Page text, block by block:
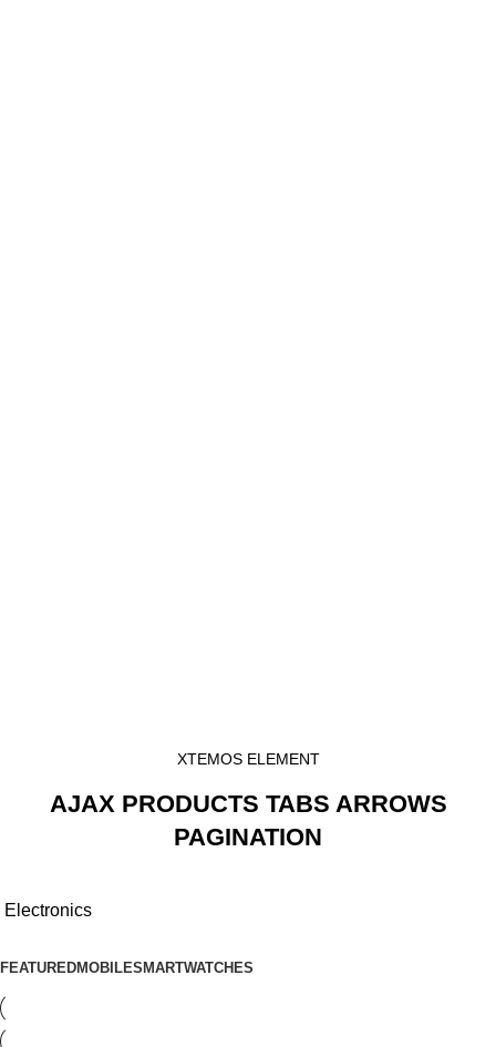
XTEMOS ELEMENT
AJAX PRODUCTS TABS ARROWS
PAGINATION
Electronics
FEATUREDMOBILESMARTWATCHES